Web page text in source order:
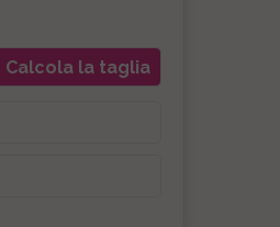
Calcola la taglia